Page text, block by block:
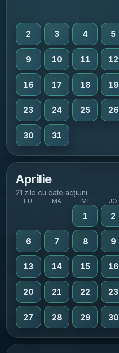
2 3 4 5
9 10 11 12
16 17 18 19
23 24 25 26
30 31
Aprilie
21 zile cu date acțiuni
LU MA MI JO
1 2
6 7 8 9
13 14 15 16
20 21 22 23
27 28 29 30